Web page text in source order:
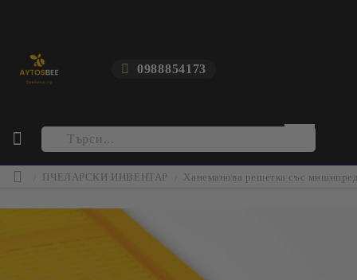
0988854173
ПЧЕЛАРСКИ ИНВЕНТАР Ханеманова решетка със